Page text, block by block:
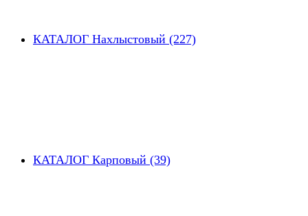
КАТАЛОГ Нахлыстовый (227)
КАТАЛОГ Карповый (39)